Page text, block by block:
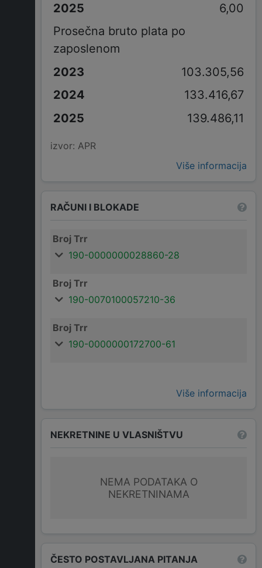
6,00
Prosečna bruto plata po
zaposlenom
103.305,56
133.416,67
139.486,11
izvor: APR
Više informacija
RAČUNI I BLOKADE
Broj Trr
190-0000000028860-28
Broj Trr
190-0070100057210-36
Broj Trr
190-0000000172700-61
Više informacija
NEKRETNINE U VLASNIŠTVU
NEMA PODATAKA O
NEKRETNINAMA
ČESTO POSTAVLJANA PITANJA